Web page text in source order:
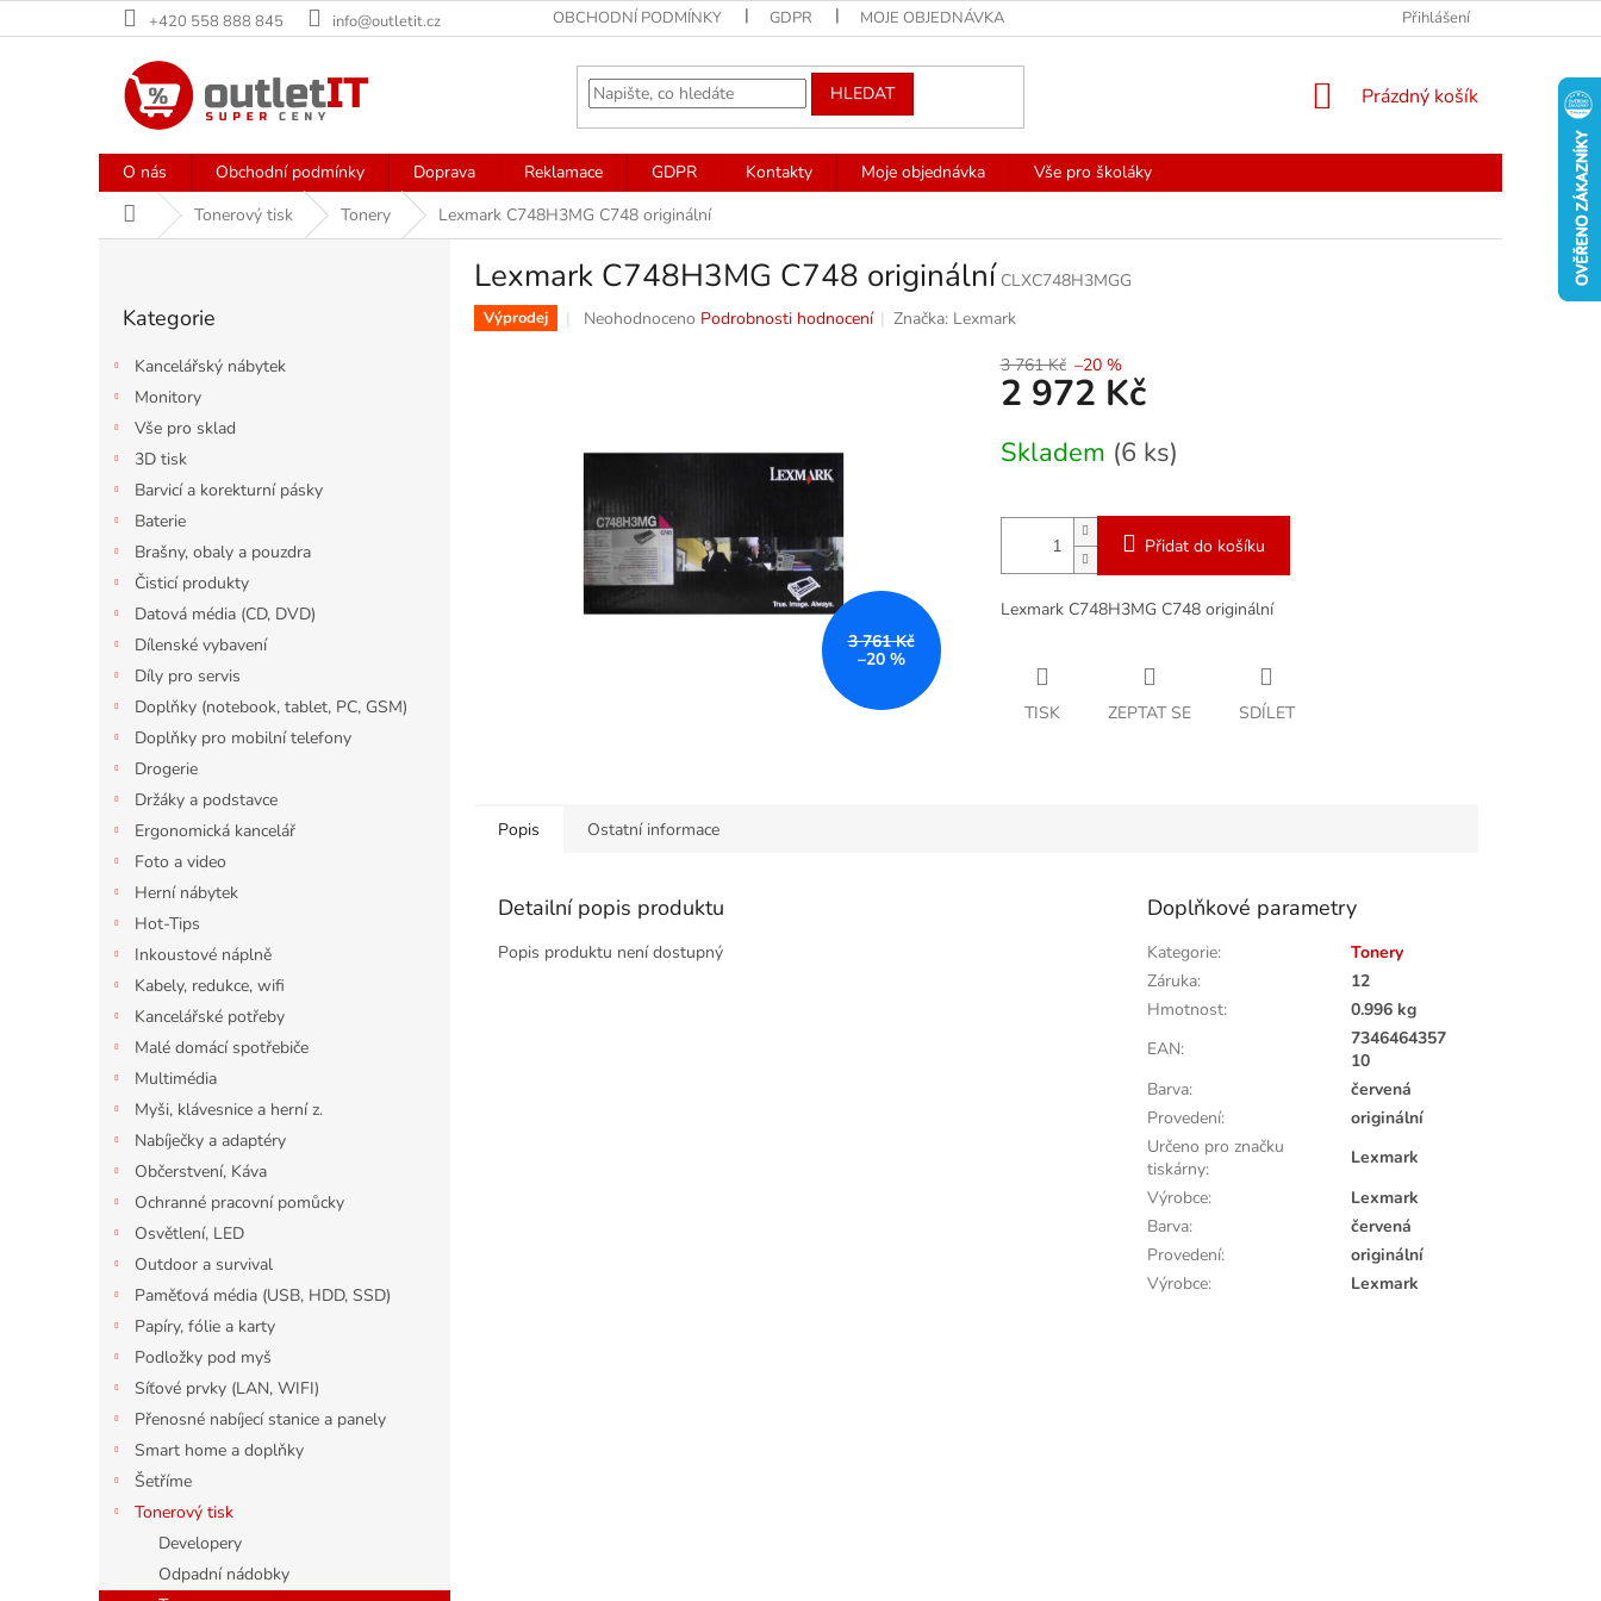
na
+420 558 888 845 info@outletit.cz OBCHODNÍ PODMÍNKY GDPR MOJE OBJEDNÁVKA Přihlášení
HLEDAT
NÁKUPNÍ
Prázdný košík
O nás Obchodní podmínky Doprava Reklamace GDPR Kontakty Moje objednávka
Vše pro školáky
Domů Tonerový tisk Tonery Lexmark C748H3MG C748 originální
kategorie
Kategorie
Kancelářský nábytek
Monitory
Vše pro sklad
3D tisk
Barvicí a korekturní pásky
Baterie
Brašny, obaly a pouzdra
Čisticí produkty
Datová média (CD, DVD)
Dílenské vybavení
Díly pro servis
Doplňky (notebook, tablet, PC, GSM)
Doplňky pro mobilní telefony
Drogerie
Držáky a podstavce
Ergonomická kancelář
Foto a video
Herní nábytek
Hot-Tips
Inkoustové náplně
Kabely, redukce, wifi
Kancelářské potřeby
Malé domácí spotřebiče
Multimédia
Myši, klávesnice a herní z.
Nabíječky a adaptéry
Občerstvení, Káva
Ochranné pracovní pomůcky
Osvětlení, LED
Outdoor a survival
Paměťová média (USB, HDD, SSD)
Papíry, fólie a karty
Podložky pod myš
Síťové prvky (LAN, WIFI)
Přenosné nabíjecí stanice a panely
Smart home a doplňky
Šetříme
Tonerový tisk
Developery
Odpadní nádobky
Lexmark C748H3MG C748 originální CLXC748H3MGG
Výprodej
Průměrné
5
Neohodnoceno Podrobnosti hodnocení Značka: Lexmark
3 761 Kč
–20 %
3 761 Kč –20 %
2 972 Kč
cena:
Skladem (6 ks)
Přidat do košíku
Lexmark C748H3MG C748 originální
TISK ZEPTAT SE SDÍLET
Popis Ostatní informace
Detailní popis produktu
Popis produktu není dostupný
Doplňkové parametry
Kategorie:
Tonery
Záruka:
12
Hmotnost:
0.996 kg
EAN:
7346464357
10
Barva:
červená
Provedení:
originální
Určeno pro značku
tiskárny:
Lexmark
Výrobce:
Lexmark
Barva:
červená
Provedení:
originální
Výrobce: Lexmark